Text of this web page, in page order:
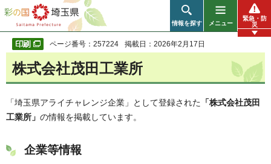
彩の国 埼玉県
情報を探す メニュー
緊急・防
災
ページ番号：257224 掲載日：2026年2月17日
株式会社茂田工業所
「埼玉県アライチャレンジ企業」として登録された 「株式会社茂田
工業所」 の情報を掲載しています。
企業等情報